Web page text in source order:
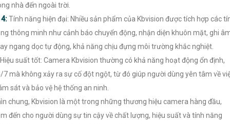
nhà đến ngoài trời.
4:Tính năng hiện đại: Nhiều sản phẩm của Kbvision được tích hợp các
thông minh như cảnh báo chuyển động, nhận diện khuôn mặt, ghi
ngang dọc tự động, khả năng chịu đựng môi trường khắc nghiệt.
suất tốt: Camera Kbvision thường có khả năng hoạt động ổn định,
7 mà không xảy ra sự cố đột ngột, từ đó giúp người dùng yên tâm về
sát và bảo vệ hệ thống an ninh.
chung, Kbvision là một trong những thương hiệu camera hàng đầu,
đến cho người dùng sự tin cậy về chất lượng, hiệu suất và tính năng